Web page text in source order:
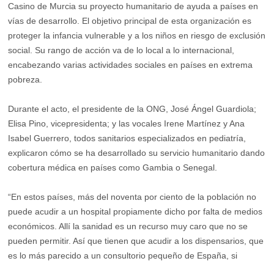
Casino de Murcia su proyecto humanitario de ayuda a países en
vías de desarrollo. El objetivo principal de esta organización es
proteger la infancia vulnerable y a los niños en riesgo de exclusión
social. Su rango de acción va de lo local a lo internacional,
encabezando varias actividades sociales en países en extrema
pobreza.
Durante el acto, el presidente de la ONG, José Ángel Guardiola;
Elisa Pino, vicepresidenta; y las vocales Irene Martínez y Ana
Isabel Guerrero, todos sanitarios especializados en pediatría,
explicaron cómo se ha desarrollado su servicio humanitario dando
cobertura médica en países como Gambia o Senegal.
“En estos países, más del noventa por ciento de la población no
puede acudir a un hospital propiamente dicho por falta de medios
económicos. Allí la sanidad es un recurso muy caro que no se
pueden permitir. Así que tienen que acudir a los dispensarios, que
es lo más parecido a un consultorio pequeño de España, si